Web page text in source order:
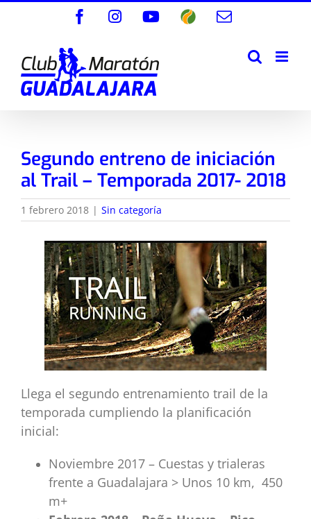
FacebookInstagramYouTube
WikilocCorreo
Segundo entreno de iniciación
al Trail – Temporada 2017- 2018
1 febrero 2018 | Sin categoría
Llega el segundo entrenamiento trail de la
temporada cumpliendo la planificación
inicial:
Noviembre 2017 – Cuestas y trialeras
frente a Guadalajara > Unos 10 km, 450
m+